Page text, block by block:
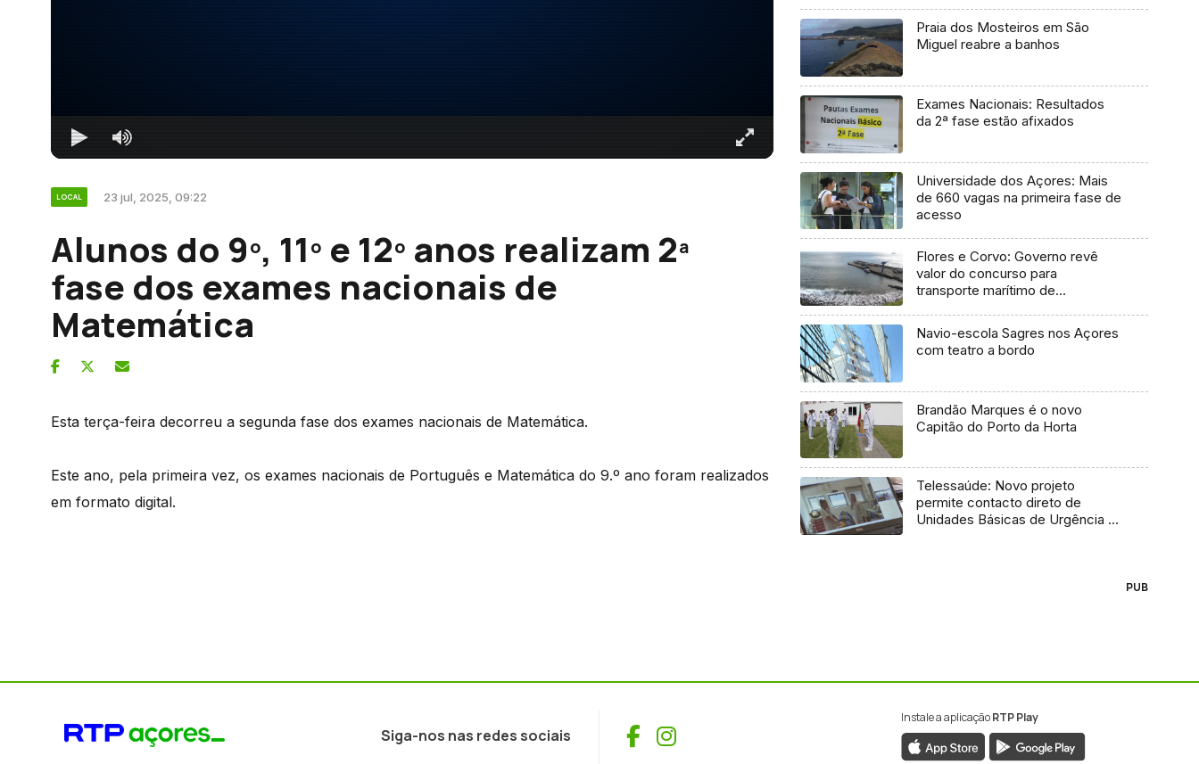
LOCAL 23 jul, 2025, 09:22
Alunos do 9º, 11º e 12º anos realizam 2ª
fase dos exames nacionais de
Matemática
Esta terça-feira decorreu a segunda fase dos exames nacionais de Matemática.
Este ano, pela primeira vez, os exames nacionais de Português e Matemática do 9.º ano foram realizados
em formato digital.
Praia dos Mosteiros em São
Miguel reabre a banhos
Exames Nacionais: Resultados
da 2ª fase estão afixados
Universidade dos Açores: Mais
de 660 vagas na primeira fase de
acesso
Flores e Corvo: Governo revê
valor do concurso para
transporte marítimo de
Navio-escola Sagres nos Açores
com teatro a bordo
Brandão Marques é o novo
Capitão do Porto da Horta
Telessaúde: Novo projeto
permite contacto direto de
Unidades Básicas de Urgência e
PUB
Siga-nos nas redes sociais Facebook
Instagram
Instale a aplicaçãoRTP Play